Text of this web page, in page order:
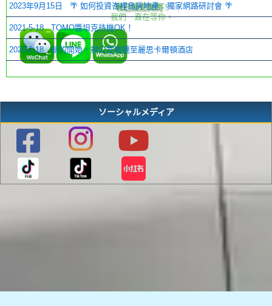
現已接受詢問！
我們一直在等你。
2023年9月15日 🌴 如何投資峇裡島房地產：獨家網路研討會 🌴
2021-5-18_TOMO醬坦克待機OK！
2020-2-18_新的開始，辦公室搬遷至麗思卡爾頓酒店
ソーシャルメディア